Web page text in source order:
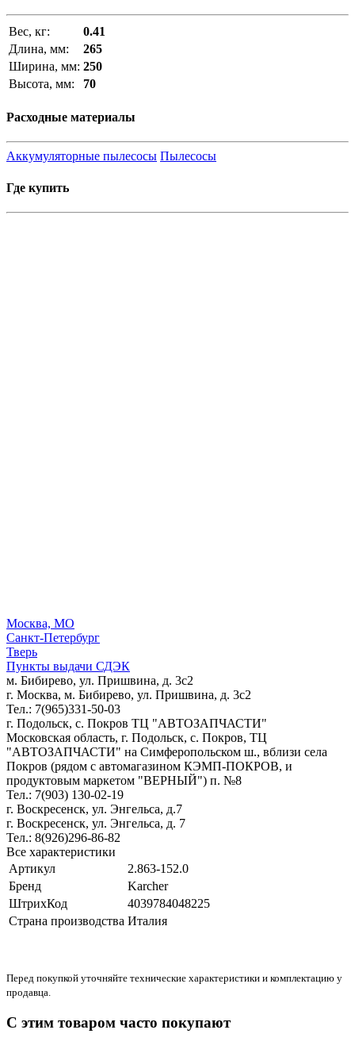
Вес, кг:
0.41
Длина, мм:
265
Ширина, мм: 250
Высота, мм:
70
Расходные материалы
Аккумуляторные пылесосы Пылесосы
Где купить
Москва, МО
Санкт-Петербург
Тверь
Пункты выдачи СДЭК
м. Бибирево, ул. Пришвина, д. 3с2
г. Москва, м. Бибирево, ул. Пришвина, д. 3с2
Тел.: 7(965)331-50-03
г. Подольск, c. Покров ТЦ "АВТОЗАПЧАСТИ"
Московская область, г. Подольск, c. Покров, ТЦ
"АВТОЗАПЧАСТИ" на Симферопольском ш., вблизи села
Покров (рядом с автомагазином КЭМП-ПОКРОВ, и
продуктовым маркетом "ВЕРНЫЙ") п. №8
Тел.: 7(903) 130-02-19
г. Воскресенск, ул. Энгельса, д.7
г. Воскресенск, ул. Энгельса, д. 7
Тел.: 8(926)296-86-82
Все характеристики
Артикул
2.863-152.0
Бренд
Karcher
ШтрихКод
4039784048225
Страна производства Италия
Перед покупкой уточняйте технические характеристики и комплектацию у
продавца.
С этим товаром часто покупают